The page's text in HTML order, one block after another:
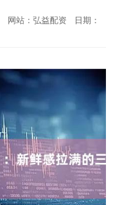
网站：弘益配资
日期：